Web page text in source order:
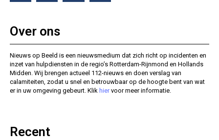
Over ons
Nieuws op Beeld is een nieuwsmedium dat zich richt op incidenten en
inzet van hulpdiensten in de regio’s Rotterdam-Rijnmond en Hollands
Midden. Wij brengen actueel 112-nieuws en doen verslag van
calamiteiten, zodat u snel en betrouwbaar op de hoogte bent van wat
er in uw omgeving gebeurt. Klik hiervoor meer informatie.
Recent